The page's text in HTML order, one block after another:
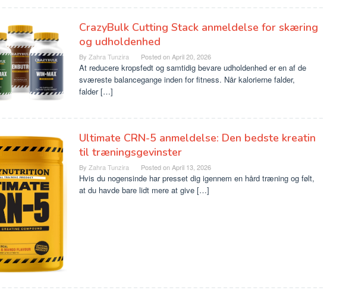
CrazyBulk Cutting Stack anmeldelse for skæring
og udholdenhed
By Zahra Tunzira Posted onApril 20, 2026
At reducere kropsfedt og samtidig bevare udholdenhed er en af ​​de
sværeste balancegange inden for fitness. Når kalorierne falder,
falder […]
Ultimate CRN-5 anmeldelse: Den bedste kreatin
til træningsgevinster
By Zahra Tunzira Posted onApril 13, 2026
Hvis du nogensinde har presset dig igennem en hård træning og følt,
at du havde bare lidt mere at give […]